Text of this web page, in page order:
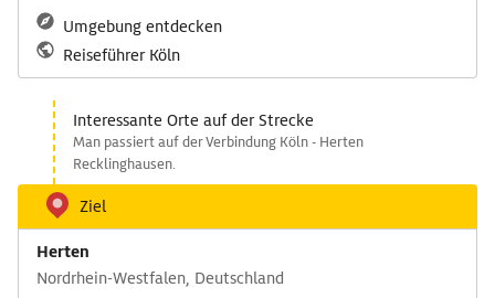
Umgebung entdecken
Reiseführer Köln
Interessante Orte auf der Strecke
Man passiert auf der Verbindung Köln - Herten
Recklinghausen.
Ziel
Herten
Nordrhein-Westfalen, Deutschland